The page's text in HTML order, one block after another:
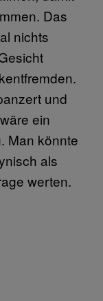
Das
nichts
und
ein
Man könnte
als
werten.